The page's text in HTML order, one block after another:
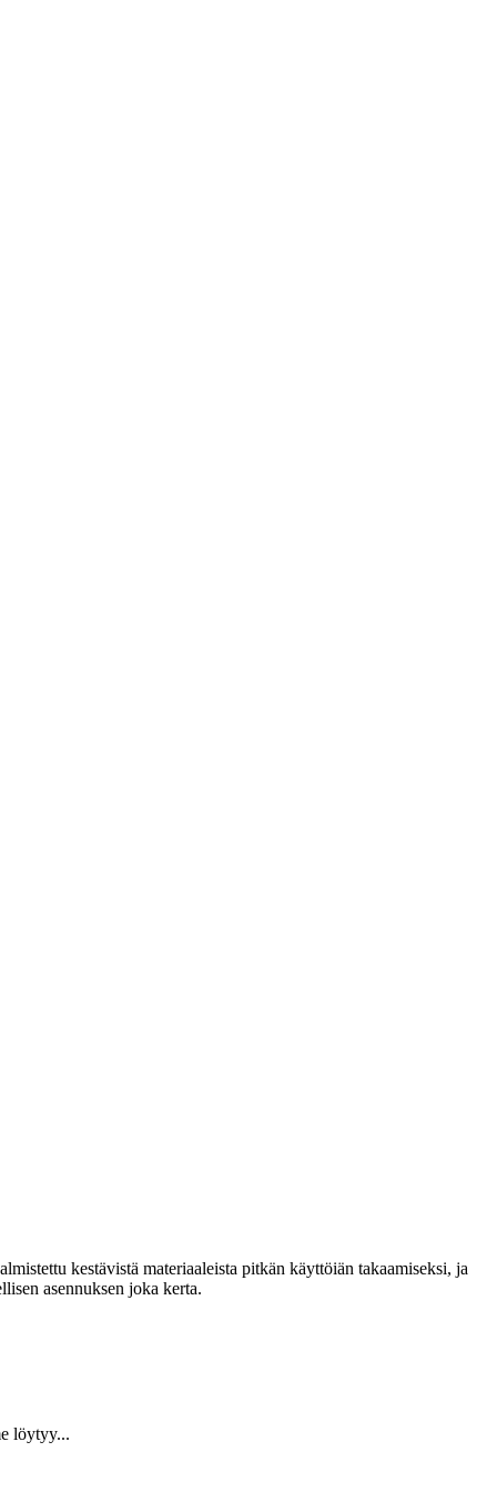
kestävistä materiaaleista pitkän käyttöiän takaamiseksi, ja
asennuksen joka kerta.
löytyy...